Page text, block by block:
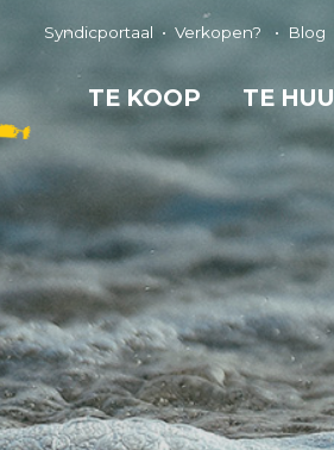
Syndicportaal Verkopen? Blog
TE KOOP TE